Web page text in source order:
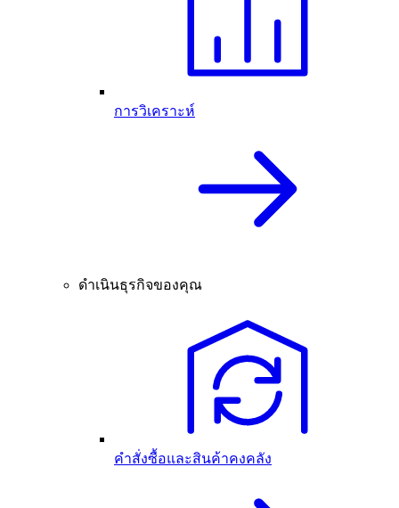
การวิเคราะห์
ดำเนินธุรกิจของคุณ
คำสั่งซื้อและสินค้าคงคลัง